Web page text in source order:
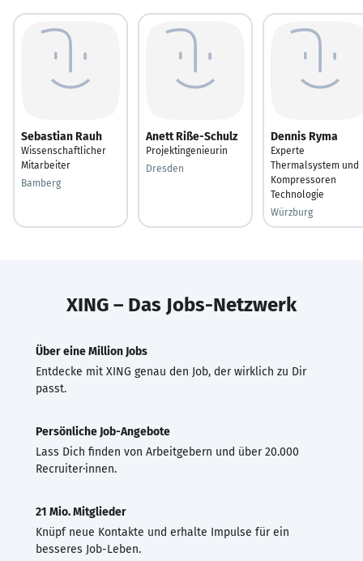
Sebastian Rauh
Wissenschaftlicher
Mitarbeiter
Bamberg
Anett Riße-Schulz
Projektingenieurin
Dresden
Dennis Ryma
Experte
Thermalsystem und
Kompressoren
Technologie
Würzburg
XING – Das Jobs-Netzwerk
Über eine Million Jobs
Entdecke mit XING genau den Job, der wirklich zu Dir
passt.
Persönliche Job-Angebote
Lass Dich finden von Arbeitgebern und über 20.000
Recruiter·innen.
21 Mio. Mitglieder
Knüpf neue Kontakte und erhalte Impulse für ein
besseres Job-Leben.